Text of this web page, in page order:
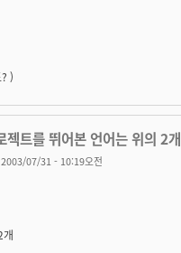
)
트를 뛰어본 언어는 위의 2개
07/31 - 10:19오전
개